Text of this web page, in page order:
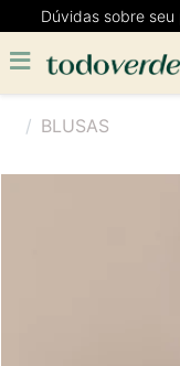
Dúvidas sobre
BLUSAS